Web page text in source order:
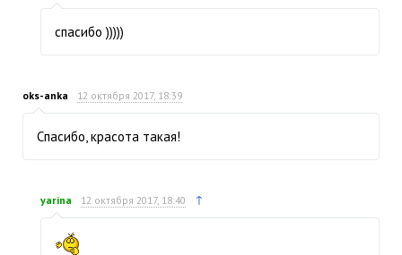
спасибо )))))
oks-anka 12 октября 2017, 18:39
Спасибо, красота такая!
yarina 12 октября 2017, 18:40 ↑